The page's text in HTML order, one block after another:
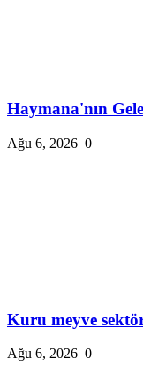
Haymana'nın
Ağu 6, 2026 0
Kuru meyve
Ağu 6, 2026 0